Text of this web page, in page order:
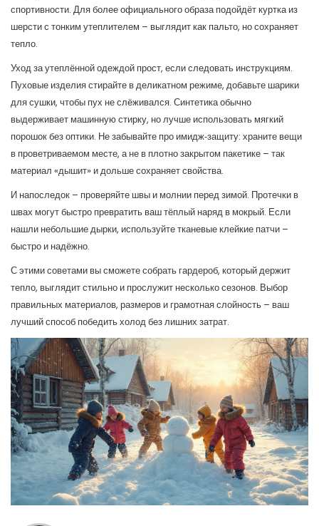
спортивности. Для более официального образа подойдёт куртка из
шерсти с тонким утеплителем – выглядит как пальто, но сохраняет
тепло.
Уход за утеплённой одеждой прост, если следовать инструкциям.
Пуховые изделия стирайте в деликатном режиме, добавьте шарики
для сушки, чтобы пух не слёживался. Синтетика обычно
выдерживает машинную стирку, но лучше использовать мягкий
порошок без оптики. Не забывайте про имидж‑защиту: храните вещи
в проветриваемом месте, а не в плотно закрытом пакетике – так
материал «дышит» и дольше сохраняет свойства.
И напоследок – проверяйте швы и молнии перед зимой. Протечки в
швах могут быстро превратить ваш тёплый наряд в мокрый. Если
нашли небольшие дырки, используйте тканевые клейкие патчи –
быстро и надёжно.
С этими советами вы сможете собрать гардероб, который держит
тепло, выглядит стильно и прослужит несколько сезонов. Выбор
правильных материалов, размеров и грамотная слойность – ваш
лучший способ победить холод без лишних затрат.